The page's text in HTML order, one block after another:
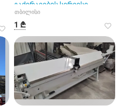
გაქირავების სერვისი
თბილისი
1 ₾